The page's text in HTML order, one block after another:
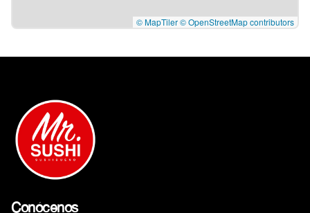
© MapTiler© OpenStreetMap contributors
Conócenos